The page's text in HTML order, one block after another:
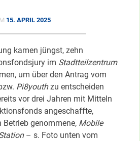
15. APRIL 2025
kamen jüngst, zehn
im Stadtteilzentrum
um über den Antrag vom
Pi8youthzu entscheiden
vor drei Jahren mit Mitteln
angeschaffte,
genommene, Mobile
– s. Foto unten vom